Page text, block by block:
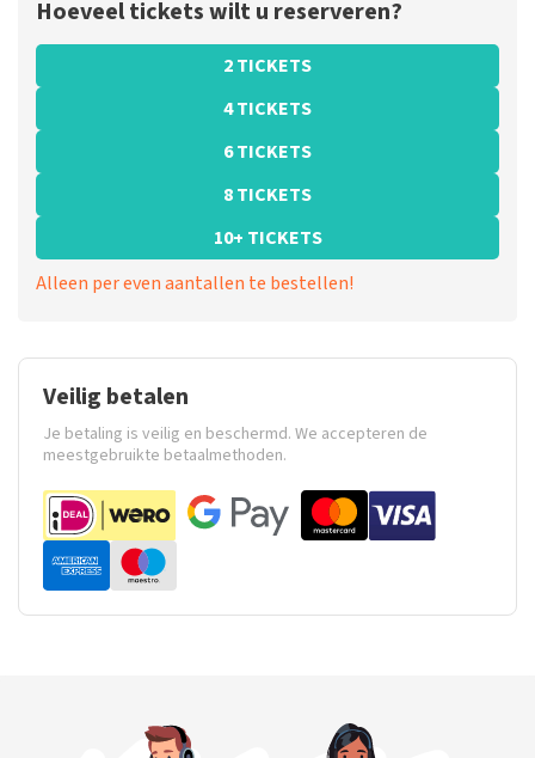
Hoeveel tickets wilt u reserveren?
2 TICKETS
4 TICKETS
6 TICKETS
8 TICKETS
10+ TICKETS
Alleen per even aantallen te bestellen!
Veilig betalen
Je betaling is veilig en beschermd. We accepteren de
meestgebruikte betaalmethoden.